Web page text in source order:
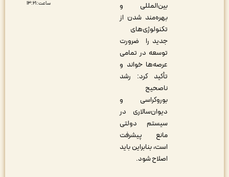
بین‌المللی و
بهره‌مند شدن از
تکنولوژی‌‌های
جدید را ضرورت
توسعه در تمامی
عرصه‌ها خواند و
تأکید کرد: رشد
بوروکراسی و
دیوان‌سالاری در
سیستم دولتی
مانع پیشرفت
است، بنابراین باید
اصلاح شود.